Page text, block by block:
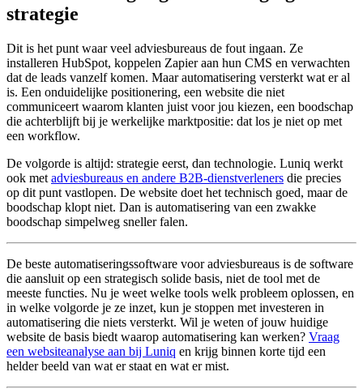
strategie
Dit is het punt waar veel adviesbureaus de fout ingaan. Ze
installeren HubSpot, koppelen Zapier aan hun CMS en verwachten
dat de leads vanzelf komen. Maar automatisering versterkt wat er al
is. Een onduidelijke positionering, een website die niet
communiceert waarom klanten juist voor jou kiezen, een boodschap
die achterblijft bij je werkelijke marktpositie: dat los je niet op met
een workflow.
De volgorde is altijd: strategie eerst, dan technologie. Luniq werkt
ook met adviesbureaus en andere B2B-dienstverleners die precies
op dit punt vastlopen. De website doet het technisch goed, maar de
boodschap klopt niet. Dan is automatisering van een zwakke
boodschap simpelweg sneller falen.
De beste automatiseringssoftware voor adviesbureaus is de software
die aansluit op een strategisch solide basis, niet de tool met de
meeste functies. Nu je weet welke tools welk probleem oplossen, en
in welke volgorde je ze inzet, kun je stoppen met investeren in
automatisering die niets versterkt. Wil je weten of jouw huidige
website de basis biedt waarop automatisering kan werken? Vraag
een websiteanalyse aan bij Luniq en krijg binnen korte tijd een
helder beeld van wat er staat en wat er mist.